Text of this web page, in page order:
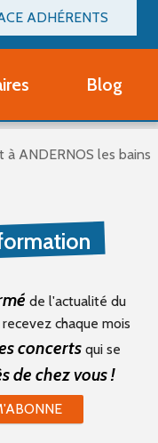
ADHÉRENTS
Blog
ANDERNOS les bains
de l'actualité du
chaque mois
concertsqui se
de chez vous !